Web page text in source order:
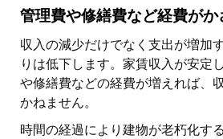
管理費や修繕費など経費がか
収入の減少だけでなく支出が増加
りは低下します。家賃収入が安定
や修繕費などの経費が増えれば、
かねません。
時間の経過により建物が老朽化す